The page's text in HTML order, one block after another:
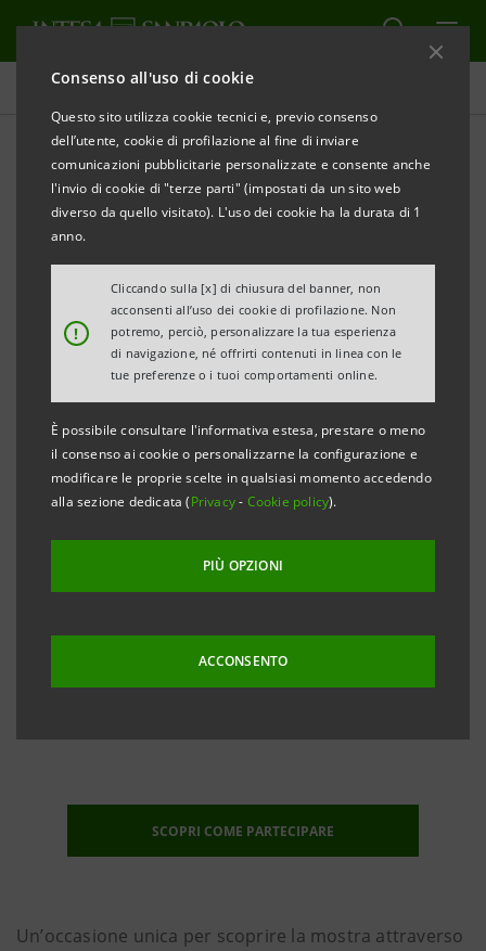
Consenso all'uso di cookie
Questo sito utilizza cookie tecnici e, previo consenso
dell’utente, cookie di profilazione al fine di inviare
comunicazioni pubblicitarie personalizzate e consente anche
l'invio di cookie di "terze parti" (impostati da un sito web
diverso da quello visitato). L'uso dei cookie ha la durata di 1
anno.
!
Cliccando sulla [x] di chiusura del banner, non
acconsenti all’uso dei cookie di profilazione. Non
potremo, perciò, personalizzare la tua esperienza
di navigazione, né offrirti contenuti in linea con le
tue preferenze o i tuoi comportamenti online.
È possibile consultare l'informativa estesa, prestare o meno
il consenso ai cookie o personalizzarne la configurazione e
modificare le proprie scelte in qualsiasi momento accedendo
alla sezione dedicata (Privacy- Cookie policy).
PIÙ OPZIONI
ACCONSENTO
Tutti gli eventi sostenuti dalla banca
CULTURA
Visite guidate: mostra
Canova | Thorvaldsen
27 ottobre 2019al15 marzo 2020
SCOPRI COME PARTECIPARE
Un’occasione unica per scoprire la mostra attraverso